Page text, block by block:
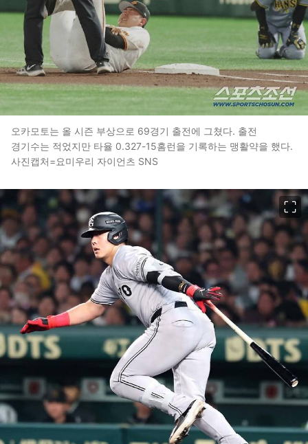
오카모토는 올 시즌 부상으로 69경기 출전에 그쳤다. 출전
경기수는 적었지만 타율 0.327-15홈런을 기록하는 맹활약을 했다.
사진캡처=요미우리 자이언츠 SNS